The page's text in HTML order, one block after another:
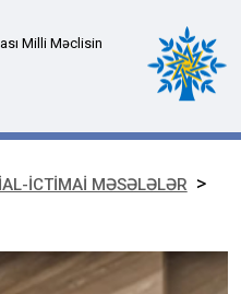
Milli Məclisin
İCTİMAİ MƏSƏLƏLƏR >